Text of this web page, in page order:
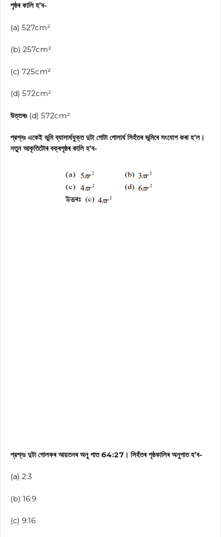
পৃষ্ঠৰ কালি হ’ব-
(a) 527cm²
(b) 257cm²
(c) 725cm²
(d) 572cm²
উত্তৰঃ (d) 572cm²
প্রশ্নঃ একেই ভূমি ব্যাসার্ধযুক্ত দুটা গোটা গোলার্ধ সিহঁতৰ ভূমিৰে সংযোগ কৰা হ’ল।
নতুন আকৃতিটোৰ বক্ৰপৃষ্ঠৰ কালি হ’ব-
প্রশ্নঃ দুটা গোলকৰ আয়তনৰ অনু পাত 64:27। সিহঁতৰ পৃষ্ঠকালিৰ অনুপাত হ’ব-
(a) 2:3
(b) 16:9
(c) 9:16